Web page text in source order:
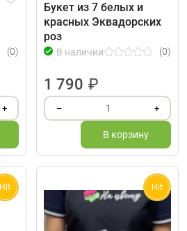
(0)
+
Букет из 7 белых и
красных Эквадорских
роз
В наличии (0)
1 790 ₽
– 1 +
В корзину
Hit Hit